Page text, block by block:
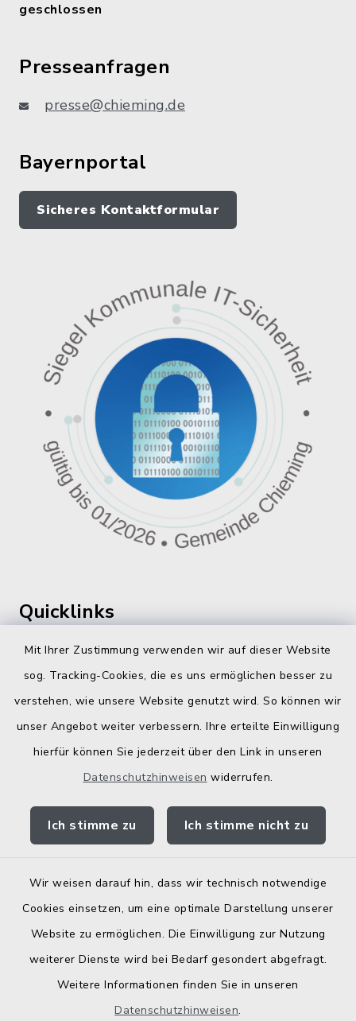
Mit Ihrer Zustimmung verwenden wir auf dieser Website
sog. Tracking-Cookies, die es uns ermöglichen besser zu
verstehen, wie unsere Website genutzt wird. So können wir
unser Angebot weiter verbessern. Ihre erteilte Einwilligung
hierfür können Sie jederzeit über den Link in unseren
Datenschutzhinweisen widerrufen.
Ich stimme zu Ich stimme nicht zu
Wir weisen darauf hin, dass wir technisch notwendige
Cookies einsetzen, um eine optimale Darstellung unserer
Website zu ermöglichen. Die Einwilligung zur Nutzung
weiterer Dienste wird bei Bedarf gesondert abgefragt.
Weitere Informationen finden Sie in unseren
Datenschutzhinweisen.
geschlossen
Presseanfragen
presse@chieming.de
Bayernportal
Sicheres Kontaktformular
Quicklinks
360 ° Panorama
Fahrplanauskunft
Landratsamt Traunstein
Kostenlose Energieberatung
Kontakt
Datenschutz